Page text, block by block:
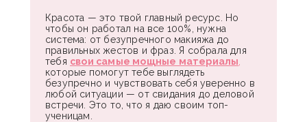
Красота — это твой главный ресурс. Но
чтобы он работал на все 100%, нужна
система: от безупречного макияжа до
правильных жестов и фраз. Я собрала для
тебя свои самые мощные материалы
которые помогут тебе выглядеть
безупречно и чувствовать себя уверенно в
любой ситуации — от свидания до деловой
встречи. Это то, что я даю своим топ-
ученицам.